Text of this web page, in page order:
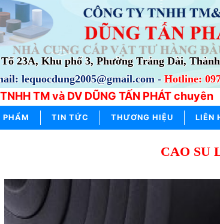
23A, Khu phố 3, Phường Trảng Dài,
lequocdung2005@gmail.com -Hotline:
TM và DV DŨNG TẤN PHÁT
PHẨM TIN TỨC THƯƠNG HIỆU LIÊN
CAO SU